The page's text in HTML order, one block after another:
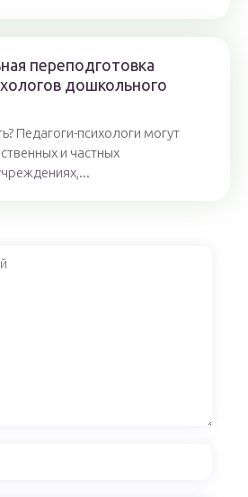
переподготовка
дошкольного
Педагоги-психологи могут
и частных